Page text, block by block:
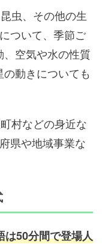
虫、その他の生
ついて、季節ご
、空気や水の性質
動きについても
村などの身近な
県や地域事業な
は50分間で登場人